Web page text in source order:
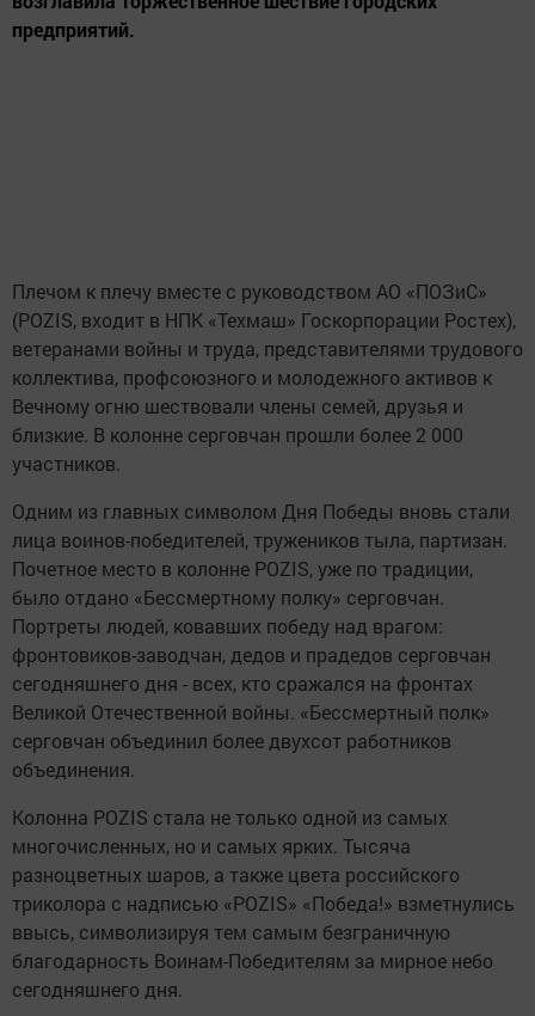
предприятий.
Плечом к плечу вместе с руководством АО «ПОЗиС»
(POZIS, входит в НПК «Техмаш» Госкорпорации Ростех),
ветеранами войны и труда, представителями трудового
коллектива, профсоюзного и молодежного активов к
Вечному огню шествовали члены семей, друзья и
близкие. В колонне серговчан прошли более 2 000
участников.
Одним из главных символом Дня Победы вновь стали
лица воинов-победителей, тружеников тыла, партизан.
Почетное место в колонне POZIS, уже по традиции,
было отдано «Бессмертному полку» серговчан.
Портреты людей, ковавших победу над врагом:
фронтовиков-заводчан, дедов и прадедов серговчан
сегодняшнего дня - всех, кто сражался на фронтах
Великой Отечественной войны. «Бессмертный полк»
серговчан объединил более двухсот работников
объединения.
Колонна POZIS стала не только одной из самых
многочисленных, но и самых ярких. Тысяча
разноцветных шаров, а также цвета российского
триколора с надписью «POZIS» «Победа!» взметнулись
ввысь, символизируя тем самым безграничную
благодарность Воинам-Победителям за мирное небо
сегодняшнего дня.